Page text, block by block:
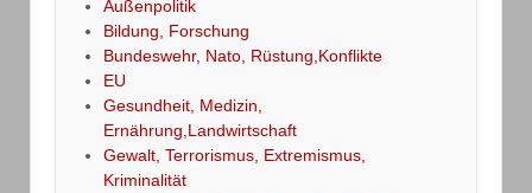
Außenpolitik
Bildung, Forschung
Bundeswehr, Nato, Rüstung,Konflikte
EU
Gesundheit, Medizin,
Ernährung,Landwirtschaft
Gewalt, Terrorismus, Extremismus,
Kriminalität